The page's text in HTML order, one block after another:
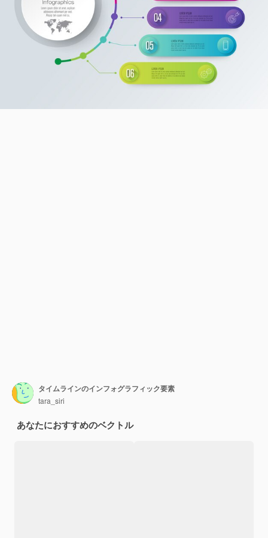
タイムラインのインフォグラフィック要素
tara_siri
あなたにおすすめのベクトル